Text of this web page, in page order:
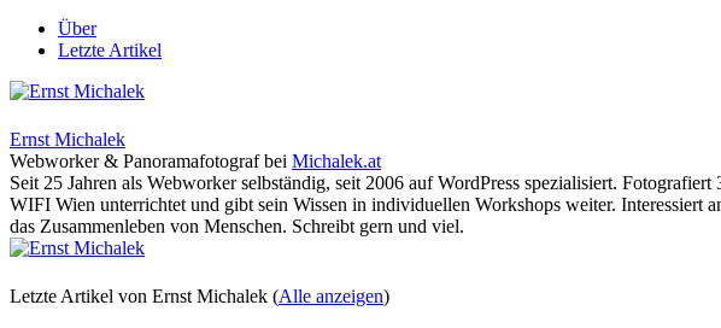
Über
Letzte Artikel
Ernst Michalek
Webworker & Panoramafotografbei Michalek.at
Seit 25 Jahren als Webworker selbständig, seit 2006 auf WordPress spezialisiert.
WIFI Wien unterrichtet und gibt sein Wissen in individuellen Workshops weiter. Interessiert
das Zusammenleben von Menschen. Schreibt gern und viel.
Letzte Artikel von Ernst Michalek (Alle anzeigen)